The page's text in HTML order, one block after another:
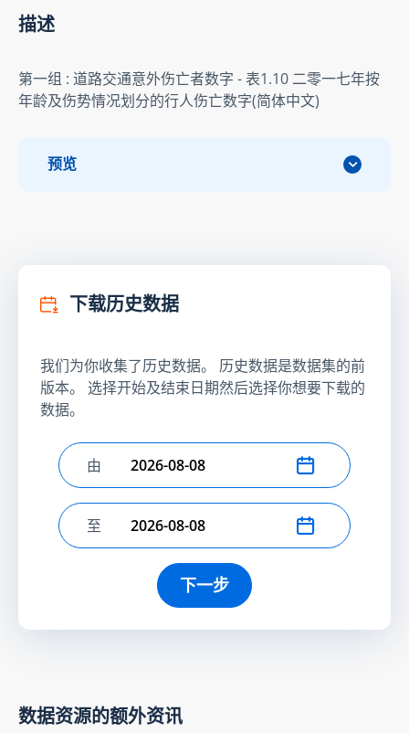
描述
第一组 : 道路交通意外伤亡者数字 - 表1.10 二零一七年按
年龄及伤势情况划分的行人伤亡数字(简体中文)
预览
下载历史数据
我们为你收集了历史数据。 历史数据是数据集的前
版本。 选择开始及结束日期然后选择你想要下载的
数据。
选择开始日期
由
选择结束日期
至
下一步
数据资源的额外资讯